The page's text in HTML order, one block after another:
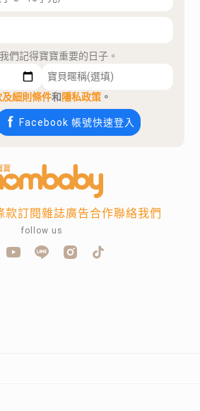
們記得寶寶重要的日子。
及細則條件和隱私政策 。
Facebook 帳號快速登入
款訂閱雜誌廣告合作聯絡我們
follow us